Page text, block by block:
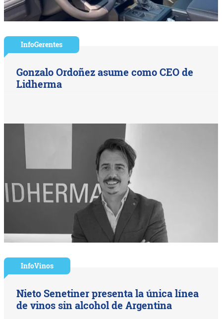
InfoGerentes
Gonzalo Ordoñez asume como CEO de
Lidherma
InfoVinos
Nieto Senetiner presenta la única línea
de vinos sin alcohol de Argentina